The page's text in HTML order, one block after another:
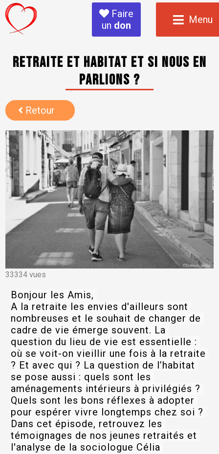
Faire
un don Menu
Retraite et habitat et si nous en
parlions ?
Retour
33334 vues
Bonjour les Amis,
A la retraite les envies d'ailleurs sont
nombreuses et le souhait de changer de
cadre de vie émerge souvent. La
question du lieu de vie est essentielle :
où se voit-on vieillir une fois à la retraite
? Et avec qui ? La question de l’habitat
se pose aussi : quels sont les
aménagements intérieurs à privilégiés ?
Quels sont les bons réflexes à adopter
pour espérer vivre longtemps chez soi ?
Dans cet épisode, retrouvez les
témoignages de nos jeunes retraités et
l'analyse de la sociologue Célia